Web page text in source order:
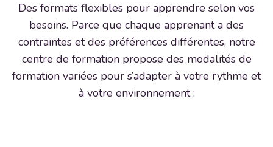
Des formats flexibles pour apprendre selon vos
besoins. Parce que chaque apprenant a des
contraintes et des préférences différentes, notre
centre de formation propose des modalités de
formation variées pour s’adapter à votre rythme et
à votre environnement :